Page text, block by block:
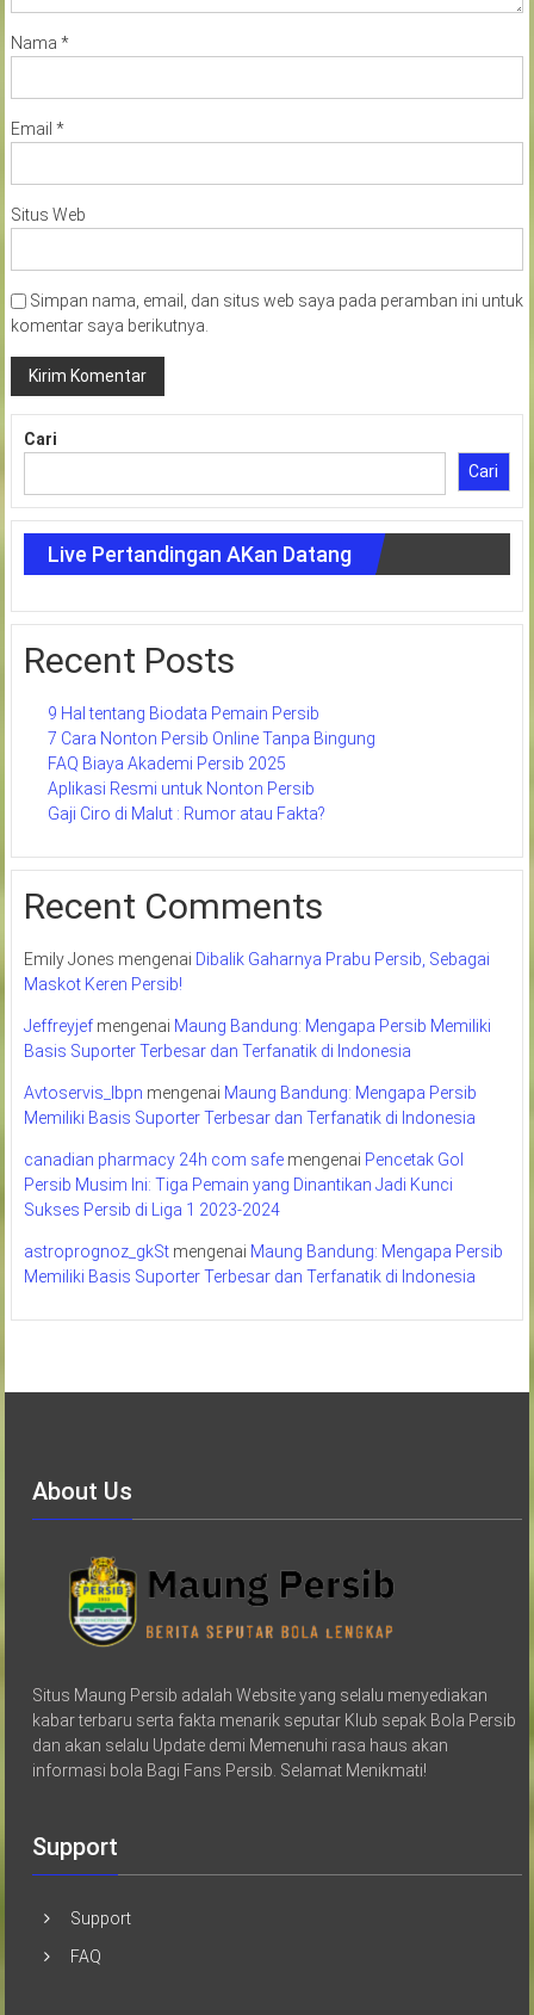
Nama *
Email *
Situs Web
Simpan nama, email, dan situs web saya pada peramban ini untuk
komentar saya berikutnya.
Cari
Cari
Live Pertandingan AKan Datang
Recent Posts
9 Hal tentang Biodata Pemain Persib
7 Cara Nonton Persib Online Tanpa Bingung
FAQ Biaya Akademi Persib 2025
Aplikasi Resmi untuk Nonton Persib
Gaji Ciro di Malut : Rumor atau Fakta?
Recent Comments
Emily Jones mengenai Dibalik Gaharnya Prabu Persib, Sebagai
Maskot Keren Persib!
Jeffreyjefmengenai Maung Bandung: Mengapa Persib Memiliki
Basis Suporter Terbesar dan Terfanatik di Indonesia
Avtoservis_lbpn mengenai Maung Bandung: Mengapa Persib
Memiliki Basis Suporter Terbesar dan Terfanatik di Indonesia
canadian pharmacy 24h com safemengenai Pencetak Gol
Persib Musim Ini: Tiga Pemain yang Dinantikan Jadi Kunci
Sukses Persib di Liga 1 2023-2024
astroprognoz_gkStmengenai Maung Bandung: Mengapa Persib
Memiliki Basis Suporter Terbesar dan Terfanatik di Indonesia
About Us
Situs Maung Persib adalah Website yang selalu menyediakan
kabar terbaru serta fakta menarik seputar Klub sepak Bola Persib
dan akan selalu Update demi Memenuhi rasa haus akan
informasi bola Bagi Fans Persib. Selamat Menikmati!
Support
Support
FAQ